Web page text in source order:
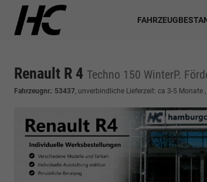
Renault R 4 Techno 150 WinterP.
Fahrzeugnr.: 53437, unverbindliche Lieferzeit: ca 3-5 Monate ,